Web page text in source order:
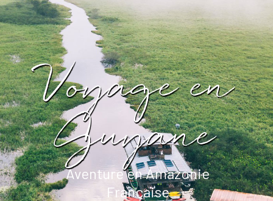
Voyage en
Guyane
Aventure en Amazonie
Française